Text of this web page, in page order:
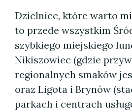
Dzielnice, które warto
to przede wszystkim
szybkiego miejskiego
Nikiszowiec (gdzie
regionalnych smaków
oraz Ligota i Brynów
parkach i centrach